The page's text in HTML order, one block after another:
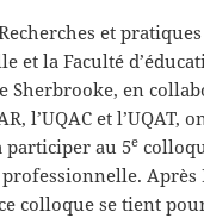
et
et la Faculté
Sherbrooke, en
l’UQAC et l’UQAT,
au 5e
Après
colloque se tient